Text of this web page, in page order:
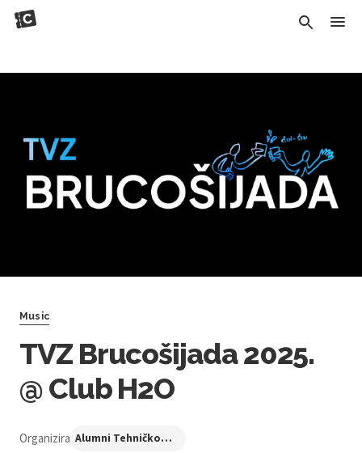
Music
TVZ Brucošijada 2025.
@ Club H2O
Organizira Alumni Tehničkog veleučilišta u Zagrebu